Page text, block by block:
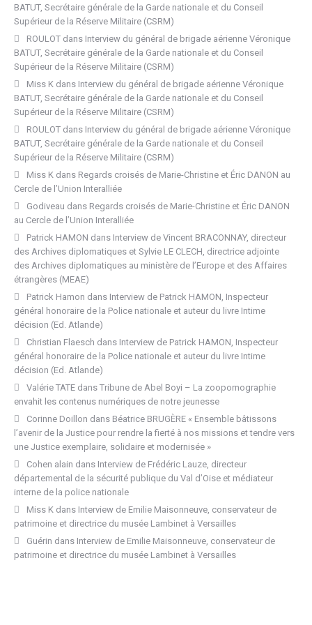
BATUT, Secrétaire générale de la Garde nationale et du Conseil
Supérieur de la Réserve Militaire (CSRM)
ROULOT dans Interview du général de brigade aérienne Véronique
BATUT, Secrétaire générale de la Garde nationale et du Conseil
Supérieur de la Réserve Militaire (CSRM)
Miss K dans Interview du général de brigade aérienne Véronique
BATUT, Secrétaire générale de la Garde nationale et du Conseil
Supérieur de la Réserve Militaire (CSRM)
ROULOT dans Interview du général de brigade aérienne Véronique
BATUT, Secrétaire générale de la Garde nationale et du Conseil
Supérieur de la Réserve Militaire (CSRM)
Miss K dans Regards croisés de Marie-Christine et Éric DANON au
Cercle de l’Union Interalliée
Godiveau dans Regards croisés de Marie-Christine et Éric DANON
au Cercle de l’Union Interalliée
Patrick HAMON dans Interview de Vincent BRACONNAY, directeur
des Archives diplomatiques et Sylvie LE CLECH, directrice adjointe
des Archives diplomatiques au ministère de l’Europe et des Affaires
étrangères (MEAE)
Patrick Hamon dans Interview de Patrick HAMON, Inspecteur
général honoraire de la Police nationale et auteur du livre Intime
décision (Ed. Atlande)
Christian Flaesch dans Interview de Patrick HAMON, Inspecteur
général honoraire de la Police nationale et auteur du livre Intime
décision (Ed. Atlande)
Valérie TATE dans Tribune de Abel Boyi – La zoopornographie
envahit les contenus numériques de notre jeunesse
Corinne Doillon dans Béatrice BRUGÈRE « Ensemble bâtissons
l’avenir de la Justice pour rendre la fierté à nos missions et tendre vers
une Justice exemplaire, solidaire et modernisée »
Cohen alain dans Interview de Frédéric Lauze, directeur
départemental de la sécurité publique du Val d’Oise et médiateur
interne de la police nationale
Miss K dans Interview de Emilie Maisonneuve, conservateur de
patrimoine et directrice du musée Lambinet à Versailles
Guérin dans Interview de Emilie Maisonneuve, conservateur de
patrimoine et directrice du musée Lambinet à Versailles